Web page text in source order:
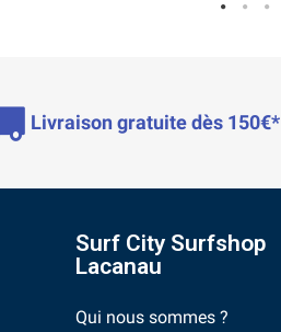
Livraison gratuite dès 150€*
Surf City Surfshop
Lacanau
Qui nous sommes ?